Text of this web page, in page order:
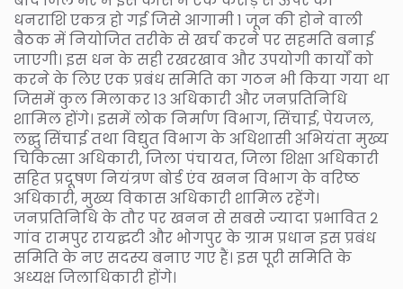
धनराशि एकत्र हो गई जिसे आगामी १ जून की होने वाली
बैठक में नियोजित तरीके से खर्च करने पर सहमति बनाई
जाएगी। इस धन के सही रखरखाव और उपयोगी कार्यों को
करने के लिए एक प्रबंध समिति का गठन भी किया गया था
जिसमें कुल मिलाकर १३ अधिकारी और जनप्रतिनिधि
शामिल होंगे। इसमें लोक निर्माण विभाग, सिंचाई, पेयजल,
लद्घु सिंचाई तथा विद्युत विभाग के अधिशासी अभियंता मुख्य
चिकित्सा अधिकारी, जिला पंचायत, जिला शिक्षा अधिकारी
सहित प्रदूषण नियंत्रण बोर्ड एंव खनन विभाग के वरिष्ठ
अधिकारी, मुख्य विकास अधिकारी शामिल रहेंगे।
जनप्रतिनिधि के तौर पर खनन से सबसे ज्यादा प्रभावित २
गांव रामपुर रायद्घटी और भोगपुर के ग्राम प्रधान इस प्रबंध
समिति के नए सदस्य बनाए गए हैं। इस पूरी समिति के
अध्यक्ष जिलाधिकारी होंगे।